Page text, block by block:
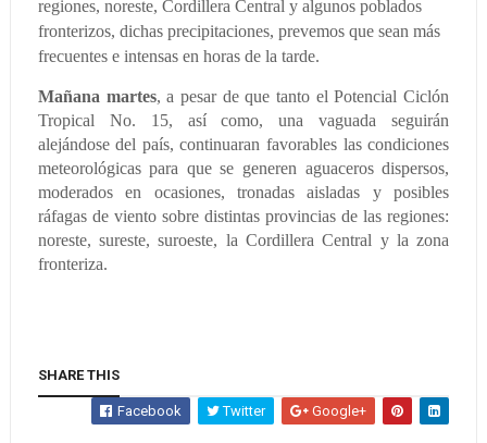
regiones, noreste, Cordillera Central y algunos poblados
fronterizos, dichas precipitaciones, prevemos que sean más
frecuentes e intensas en horas de la tarde.
Mañana martes, a pesar de que tanto el Potencial Ciclón
Tropical No. 15, así como, una vaguada seguirán
alejándose del país, continuaran favorables las condiciones
meteorológicas para que se generen aguaceros dispersos,
moderados en ocasiones, tronadas aisladas y posibles
ráfagas de viento sobre distintas provincias de las regiones:
noreste, sureste, suroeste, la Cordillera Central y la zona
fronteriza.
SHARE THIS
Facebook Twitter Google+